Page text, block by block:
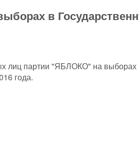
в
лиц партии "ЯБЛОКО" на выборах
года.